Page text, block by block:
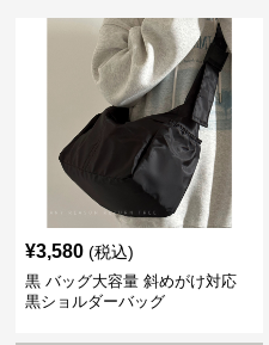
¥3,580 (税込)
黒 バッグ大容量 斜めがけ対応
黒ショルダーバッグ